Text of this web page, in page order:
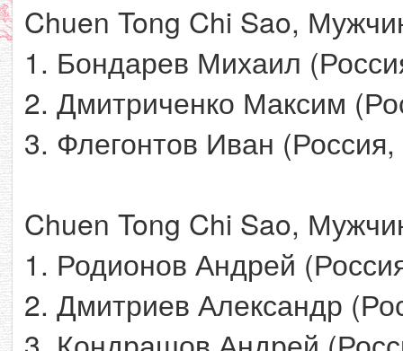
Chuen Tong Chi Sao,
1. Бондарев Михаил
2. Дмитриченко Максим
3. Флегонтов Иван
Chuen Tong Chi Sao,
1. Родионов Андрей
2. Дмитриев Александр